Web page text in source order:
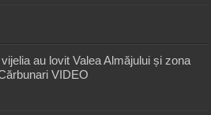
au lovit Valea Almăjului și zona
VIDEO